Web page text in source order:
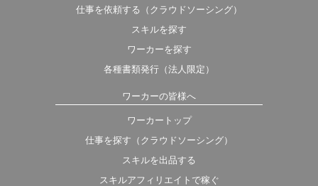
仕事を依頼する（クラウドソーシング）
スキルを探す
ワーカーを探す
各種書類発行（法人限定）
ワーカーの皆様へ
ワーカートップ
仕事を探す（クラウドソーシング）
スキルを出品する
スキルアフィリエイトで稼ぐ